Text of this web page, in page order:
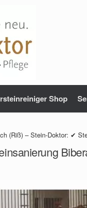
Shop
(Riß) – Stein-Doktor: ✔